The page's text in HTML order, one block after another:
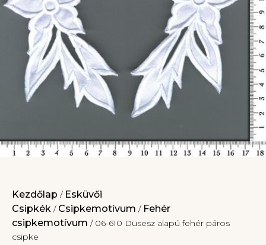
Kezdőlap / Esküvői
Csipkék / Csipkemotívum / Fehér
csipkemotívum / 06-610 Düsesz alapú fehér páros
csipke